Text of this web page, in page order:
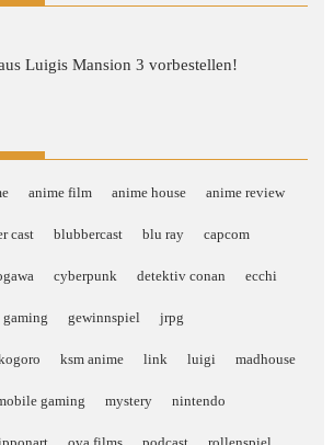
anime film anime house anime review
cast blubbercast blu ray capcom
cyberpunk detektiv conan ecchi
gaming gewinnspiel jrpg
ksm anime link luigi madhouse
gaming mystery nintendo